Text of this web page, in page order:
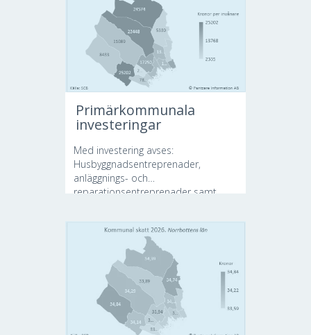
Primärkommunala
investeringar
Med investering avses:
Husbyggnadsentreprenader,
anläggnings- och
reparationsentreprenader samt